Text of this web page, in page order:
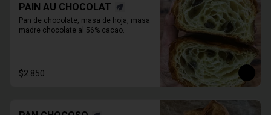
PAIN AU CHOCOLAT
Pan de chocolate, masa de hoja, masa
madre chocolate al 56% cacao.
despacho*
$2.850